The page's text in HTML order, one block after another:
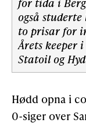
også
to prisar for
Årets keeper
Statoil og
Hødd opna i
0-siger over